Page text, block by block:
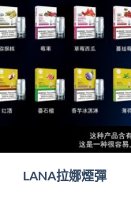
LANA拉娜煙彈